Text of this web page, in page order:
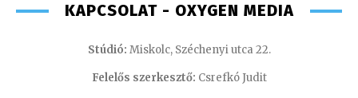
KAPCSOLAT - OXYGEN MEDIA
Stúdió: Miskolc, Széchenyi utca 22.
Felelős szerkesztő: Csrefkó Judit